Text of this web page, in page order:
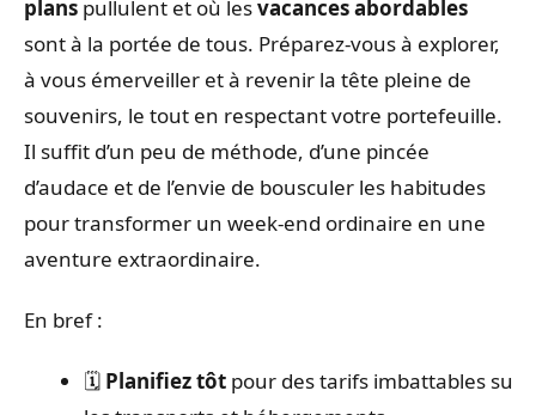
plans pullulent et où lesvacances abordables
sont à la portée de tous. Préparez-vous à explorer,
à vous émerveiller et à revenir la tête pleine de
souvenirs, le tout en respectant votre portefeuille.
Il suffit d’un peu de méthode, d’une pincée
d’audace et de l’envie de bousculer les habitudes
pour transformer un week-end ordinaire en une
aventure extraordinaire.
En bref :
🗓️ Planifiez tôtpour des tarifs imbattables sur